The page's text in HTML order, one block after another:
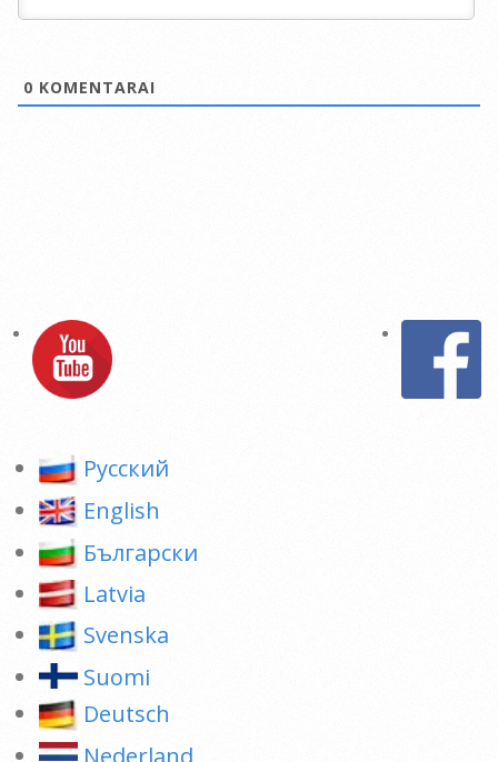
0 KOMENTARAI
Pусский
English
Български
Latvia
Svenska
Suomi
Deutsch
Nederland